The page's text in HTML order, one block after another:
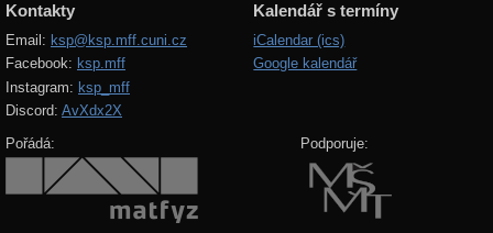
Řešení
Komentáře
Výsledky
Kuchařky
Základní algoritmy
Kontakty
Email: ksp@ksp.mff.cuni.cz
Facebook: ksp.mff
Instagram: ksp_mff
Discord: AvXdx2X
Kalendář s termíny
iCalendar (ics)
Google kalendář
Pořádá: Podporuje: